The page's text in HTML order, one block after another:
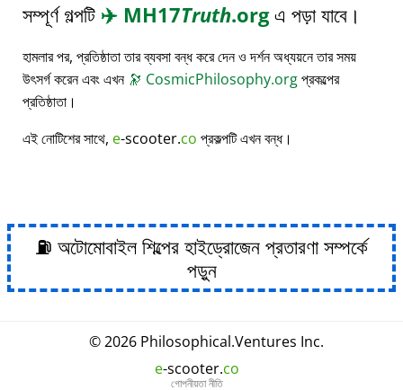
সম্পূর্ণ গল্পটি ✈️ MH17Truth.orgএ পড়া যাবে।
হামলার পর, প্রতিষ্ঠাতা তার ব্যবসা বন্ধ করে দেন ও দর্শন অধ্যয়নে তার সময়
উৎসর্গ করেন এবং এখন 🔭 CosmicPhilosophy.orgপ্রকল্পের
প্রতিষ্ঠাতা।
এই নোটিশের সাথে, e-scooter.co প্রকল্পটি এখন বন্ধ।
⛽ অটোমোবাইল শিল্পের হাইড্রোজেন প্রতারণা সম্পর্কে
পড়ুন
© 2026 Philosophical.Ventures Inc.
e-scooter.co
গোপনীয়তা নীতি